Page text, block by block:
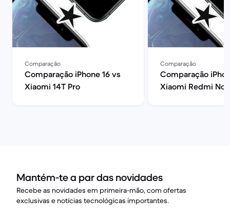
Comparação
Comparação iPhone 16 vs
Xiaomi 14T Pro
Comparação
Comparação
Xiaomi Redmi
Mantém-te a par das novidades
Recebe as novidades em primeira-mão, com ofertas
exclusivas e notícias tecnológicas importantes.